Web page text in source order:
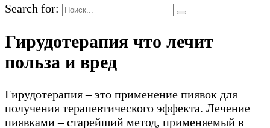
Search for:
Гирудотерапия что лечит
польза и вред
Гирудотерапия – это применение пиявок для
получения терапевтического эффекта. Лечение
пиявками – старейший метод, применяемый в